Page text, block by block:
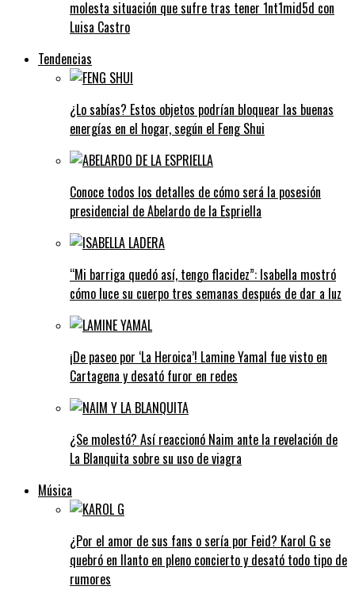
molesta situación que sufre tras tener 1nt1mid5d con
Luisa Castro
Tendencias
¿Lo sabías? Estos objetos podrían bloquear las buenas
energías en el hogar, según el Feng Shui
Conoce todos los detalles de cómo será la posesión
presidencial de Abelardo de la Espriella
“Mi barriga quedó así, tengo flacidez”: Isabella mostró
cómo luce su cuerpo tres semanas después de dar a luz
¡De paseo por ‘La Heroica’! Lamine Yamal fue visto en
Cartagena y desató furor en redes
¿Se molestó? Así reaccionó Naim ante la revelación de
La Blanquita sobre su uso de viagra
Música
¿Por el amor de sus fans o sería por Feid? Karol G se
quebró en llanto en pleno concierto y desató todo tipo de
rumores